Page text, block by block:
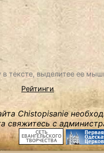
тексте, выделитее ее
Рейтинги
Chistopisanie
свяжитесь с